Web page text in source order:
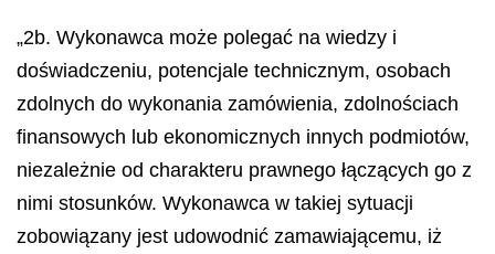
„2b. Wykonawca może polegać na wiedzy i
doświadczeniu, potencjale technicznym, osobach
zdolnych do wykonania zamówienia, zdolnościach
finansowych lub ekonomicznych innych podmiotów,
niezależnie od charakteru prawnego łączących go z
nimi stosunków. Wykonawca w takiej sytuacji
zobowiązany jest udowodnić zamawiającemu, iż